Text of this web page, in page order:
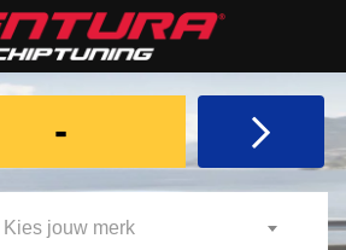
Kies jouw merk